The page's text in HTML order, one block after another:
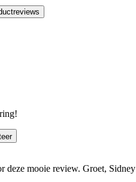
mooie review. Groet, Sidney